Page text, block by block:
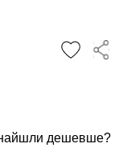
дешевше?